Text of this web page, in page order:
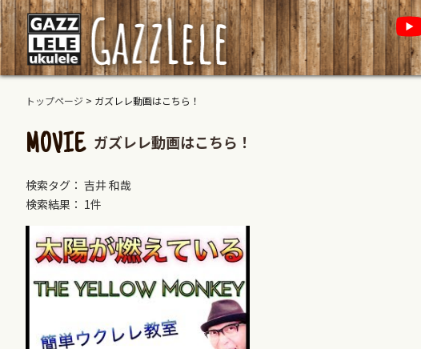
トップページ > ガズレレ動画はこちら！
MOVIE ガズレレ動画はこちら！
検索タグ： 吉井 和哉
検索結果： 1件